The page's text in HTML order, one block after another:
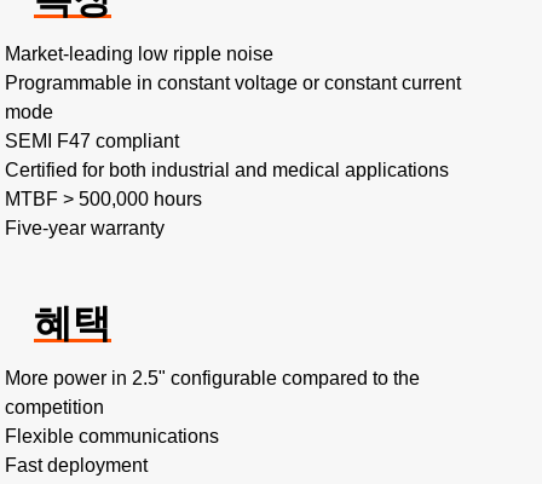
Market-leading low ripple noise​
Programmable in constant voltage or constant current
mode​
SEMI F47 compliant
Certified for both industrial and medical applications
MTBF > 500,000 hours​
Five-year warranty
혜택
More power in 2.5" configurable compared to the
competition​
Flexible communications​
Fast deployment​